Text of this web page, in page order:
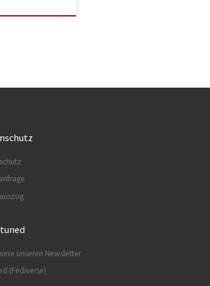
unseren Newsletter
(Fediverse)